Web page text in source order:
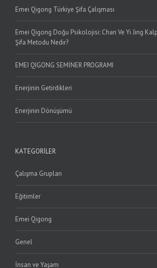
Emei Qigong Türkiye Şifa Çalışması
Emei Qigong Doğu Psikolojisi: Chan Ve Yi Jing
Şifa Metodu Nedir?
EMEI QIGONG SEMİNER PROGRAMI
Enerjinin Getirdikleri
Enerjinin Dönüşümü
KATEGORILER
Çalışma Grupları
Eğitimler
Emei Qigong
Genel
İnsan ve Yaşam